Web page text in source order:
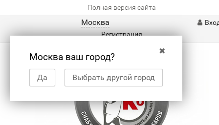
Полная версия сайта
Москва
✖
Москва ваш город?
Да Выбрать другой город
Регистрация